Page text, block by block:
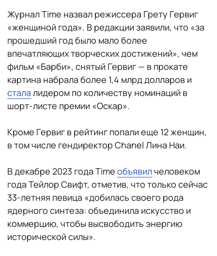
Журнал Time назвал режиссера Грету Гервиг
«женщиной года». В редакции заявили, что «за
прошедший год было мало более
впечатляющих творческих достижений», чем
фильм «Барби», снятый Гервиг — в прокате
картина набрала более 1,4 млрд долларов и
стала лидером по количеству номинаций в
шорт-листе премии «Оскар».
Кроме Гервиг в рейтинг попали еще 12 женщин,
в том числе гендиректор Chanel Лина Наи.
В декабре 2023 года Time объявилчеловеком
года Тейлор Свифт, отметив, что только сейчас
33-летняя певица «добилась своего рода
ядерного синтеза: объединила искусство и
коммерцию, чтобы высвободить энергию
исторической силы».